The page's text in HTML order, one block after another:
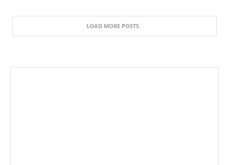
LOAD MORE POSTS